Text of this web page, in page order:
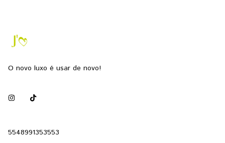
O novo luxo é usar de novo!
5548991353553